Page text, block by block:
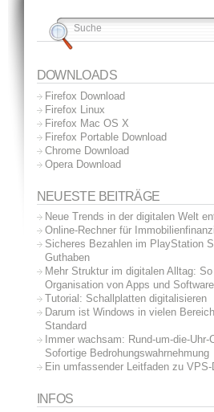
DOWNLOADS
Firefox Download
Firefox Linux
Firefox Mac OS X
Firefox Portable Download
Chrome Download
Opera Download
NEUESTE BEITRÄGE
Neue Trends in der digitalen Welt
Online-Rechner für
Sicheres Bezahlen im PlayStation
Guthaben
Mehr Struktur im digitalen Alltag:
Organisation von Apps und
Tutorial: Schallplatten digitalisieren
Darum ist Windows in vielen
Standard
Immer wachsam: Rund-um-die-
Sofortige Bedrohungswahrnehmung
Ein umfassender Leitfaden zu
INFOS